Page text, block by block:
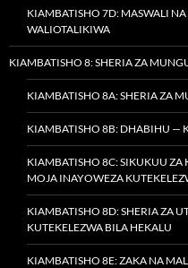
KIAMBATISHO 7D: MASWALI
WALIOTALIKIWA
KIAMBATISHO 8: SHERIA ZA
KIAMBATISHO 8A: SHERIA ZA
KIAMBATISHO 8B: DHABIHU —
KIAMBATISHO 8C: SIKUKUU
MOJA INAYOWEZA
KIAMBATISHO 8D: SHERIA ZA
KUTEKELEZWA BILA HEKALU
KIAMBATISHO 8E: ZAKA NA